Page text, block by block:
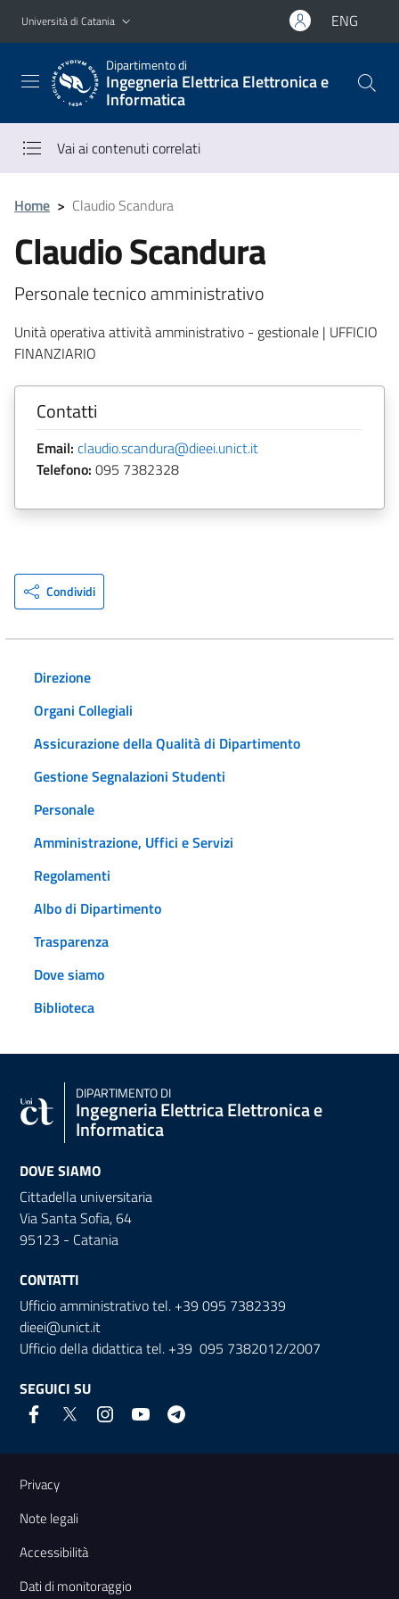
Vai al contenuto principale
Vai al menu di navigazione
Università di Catania ENG
Dipartimento di
Ingegneria Elettrica Elettronica e
Informatica
Vai ai contenuti correlati
Home > Claudio Scandura
Claudio Scandura
Personale tecnico amministrativo
Unità operativa attività amministrativo - gestionale | UFFICIO
FINANZIARIO
Contatti
Email: claudio.scandura@dieei.unict.it
Telefono: 095 7382328
Condividi
Direzione
Organi Collegiali
Assicurazione della Qualità di Dipartimento
Gestione Segnalazioni Studenti
Personale
Amministrazione, Uffici e Servizi
Regolamenti
Albo di Dipartimento
Trasparenza
Dove siamo
Biblioteca
DIPARTIMENTO DI
Ingegneria Elettrica Elettronica e
Informatica
DOVE SIAMO
Cittadella universitaria
Via Santa Sofia, 64
95123 - Catania
CONTATTI
Ufficio amministrativo tel. +39 095 7382339
dieei@unict.it
Ufficio della didattica tel. +39 095 7382012/2007
SEGUICI SU
Link e informazioni utili
Privacy
Note legali
Accessibilità
Dati di monitoraggio